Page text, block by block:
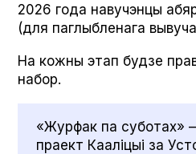
2026 года навучэнцы
(для паглыбленага
На кожны этап будзе
набор.
«Журфак па суботах»
праект Кааліцыі за